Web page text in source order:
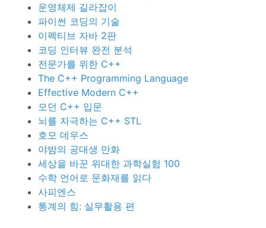
운영체제 길라잡이
파이썬 코딩의 기술
이펙티브 자바 2판
코딩 인터뷰 완전 분석
전문가를 위한 C++
The C++ Programming Language
Effective Modern C++
모던 C++ 입문
뇌를 자극하는 C++ STL
호모 데우스
야밤의 공대생 만화
세상을 바꾼 위대한 과학실험 100
수학 언어로 문화재를 읽다
사피엔스
통계의 힘: 실무활용 편